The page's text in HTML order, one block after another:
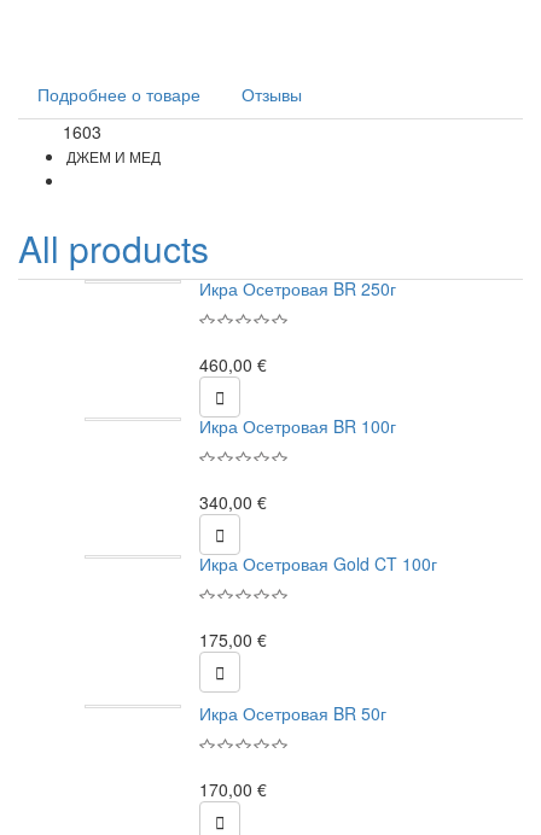
Подробнее о товаре Отзывы
1603
ДЖЕМ И МЕД
All products
Икра Осетровая BR 250г
460,00 €

Икра Осетровая BR 100г
340,00 €

Икра Осетровая Gold CT 100г
175,00 €

Икра Осетровая BR 50г
170,00 €
